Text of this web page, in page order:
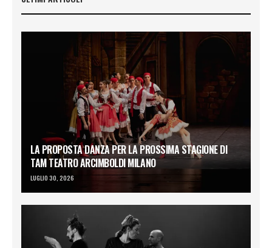
LA PROPOSTA DANZA PER LA PROSSIMA STAGIONE DI
TAM TEATRO ARCIMBOLDI MILANO
LUGLIO 30, 2026